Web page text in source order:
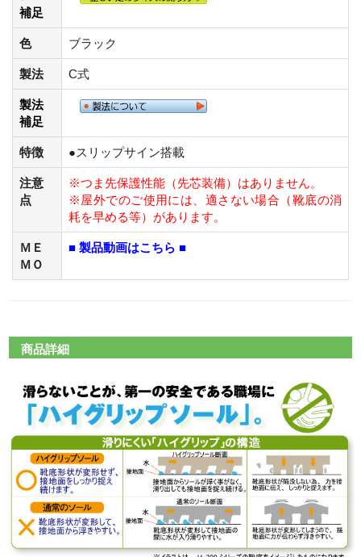
補足
色 ブラック
製法 C式
製法
補足
特徴 ●スリップサイン搭載
注意
点
※つま先保護性能（先芯装備）はありません。
※屋外でのご使用には、適さない場合（靴底の消
耗を早める等）があります。
ＭＥ
ＭＯ
■ 製品動画はこちら ■
商品詳細